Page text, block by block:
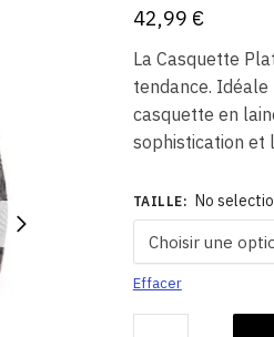
42,99 €
La Casquette
tendance.
casquette en
sophistication et
TAILLE: No
Effacer